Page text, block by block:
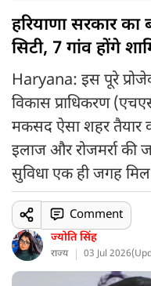
हरियाणा सरकार का
सिटी, 7 गांव होंगे
Haryana: इस पूरे
विकास प्राधिकरण
मकसद ऐसा शहर तैयार
इलाज और रोजमर्रा
सुविधा एक ही जगह
ज्योति सिंह
राज्य 03 Jul 2026(
Comment